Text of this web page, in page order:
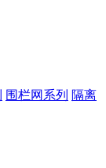
围栏网系列 隔离